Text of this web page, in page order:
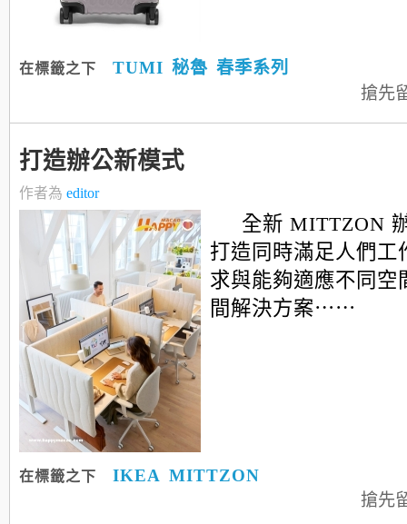
在標籤之下 TUMI 秘魯 春季系列
搶先
打造辦公新模式
作者為 editor
全新 MITTZON
打造同時滿足人們工
求與能夠適應不同空
間解決方案⋯⋯
在標籤之下 IKEA MITTZON
搶先